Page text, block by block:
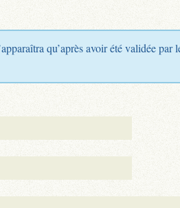
qu’après avoir été validée par